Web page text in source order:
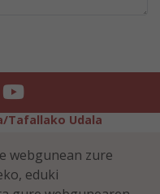
Youtube
Tafallako Udala
buruzko politika
Politika
webgunean zure
eduki